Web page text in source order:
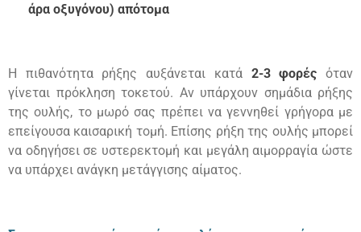
άρα οξυγόνου) απότομα
Η πιθανότητα ρήξης αυξάνεται κατά 2-3 φορές όταν
γίνεται πρόκληση τοκετού. Αν υπάρχουν σημάδια ρήξης
της ουλής, το μωρό σας πρέπει να γεννηθεί γρήγορα με
επείγουσα καισαρική τομή. Επίσης ρήξη της ουλής μπορεί
να οδηγήσει σε υστερεκτομή και μεγάλη αιμορραγία ώστε
να υπάρχει ανάγκη μετάγγισης αίματος.